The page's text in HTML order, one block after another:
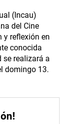
(Incau)
del Cine
y reflexión en
conocida
se realizará a
domingo 13.